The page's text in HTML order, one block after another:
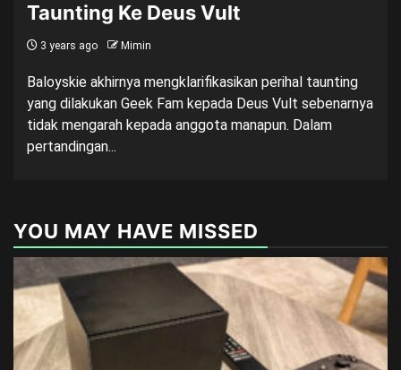
Taunting Ke Deus Vult
3 years ago Mimin
Baloyskie akhirnya mengklarifikasikan perihal taunting
yang dilakukan Geek Fam kepada Deus Vult sebenarnya
tidak mengarah kepada anggota manapun. Dalam
pertandingan...
YOU MAY HAVE MISSED